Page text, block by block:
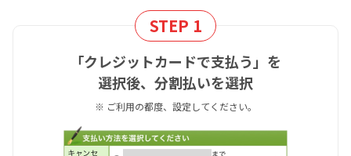
STEP 1
「クレジットカードで支払う」を
選択後、分割払いを選択
※ ご利用の都度、設定してください。